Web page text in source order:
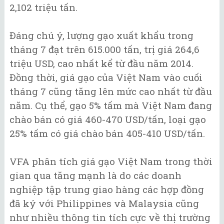
2,102 triệu tấn.
Đáng chú ý, lượng gạo xuất khẩu trong
tháng 7 đạt trên 615.000 tấn, trị giá 264,6
triệu USD, cao nhất kể từ đầu năm 2014.
Đồng thời, giá gạo của Việt Nam vào cuối
tháng 7 cũng tăng lên mức cao nhất từ đầu
năm. Cụ thể, gạo 5% tấm mà Việt Nam đang
chào bán có giá 460-470 USD/tấn, loại gạo
25% tấm có giá chào bán 405-410 USD/tấn.
VFA phân tích giá gạo Việt Nam trong thời
gian qua tăng mạnh là do các doanh
nghiệp tập trung giao hàng các hợp đồng
đã ký với Philippines và Malaysia cũng
như nhiều thông tin tích cực về thị trường